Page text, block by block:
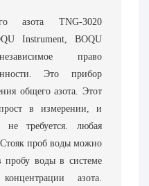
азота TNG-3020
Instrument, BOQU
право
Это прибор
общего азота. Этот
в измерении, и
не требуется. любая
Стояк проб воды можно
пробу воды в системе
азота.